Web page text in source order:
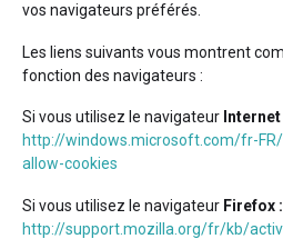
vos navigateurs préférés.
Les liens suivants vous montrent
fonction des navigateurs :
Si vous utilisez le navigateur
http://windows.microsoft.com/fr-
allow-cookies
Si vous utilisez le navigateur Firefox :
http://support.mozilla.org/fr/kb/